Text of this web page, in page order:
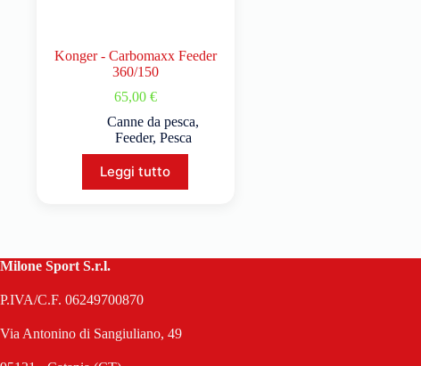
Konger - Carbomaxx Feeder
360/150
65,00 €
Canne da pesca,
Feeder, Pesca
Leggi tutto
Milone Sport S.r.l.
P.IVA/C.F. 06249700870
Via Antonino di Sangiuliano, 49